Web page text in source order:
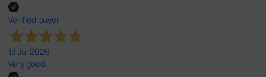
Verified buyer
13 Jul 2026
Very good